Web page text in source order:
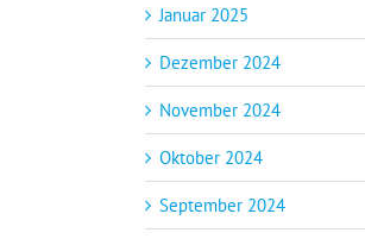
Januar 2025
Dezember 2024
November 2024
Oktober 2024
September 2024